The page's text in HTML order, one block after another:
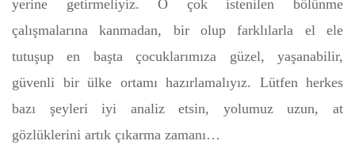
yerine getirmeliyiz. O çok istenilen bölünme
çalışmalarına kanmadan, bir olup farklılarla el ele
tutuşup en başta çocuklarımıza güzel, yaşanabilir,
güvenli bir ülke ortamı hazırlamalıyız. Lütfen herkes
bazı şeyleri iyi analiz etsin, yolumuz uzun, at
gözlüklerini artık çıkarma zamanı…